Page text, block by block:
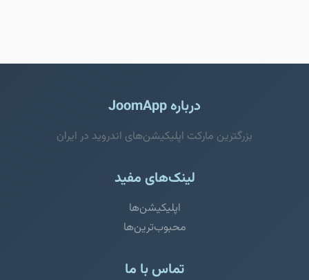
درباره JoomApp
بزرگترین مارکت اپلیکیشن‌های اندروید در ایران
لینک‌های مفید
اپلیکیشن‌ها
محبوب‌ترین‌ها
تماس با ما